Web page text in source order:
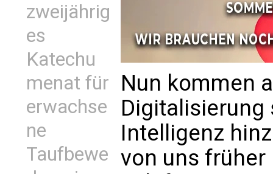
zweijährig
es
Katechu
menat für
erwachse
ne
Taufbewe
Nun kommen
Intelligenz
von uns früher